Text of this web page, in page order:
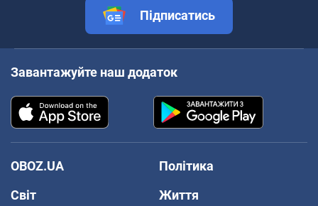
Підписатись
Завантажуйте наш додаток
OBOZ.UA
Політика
Світ
Життя